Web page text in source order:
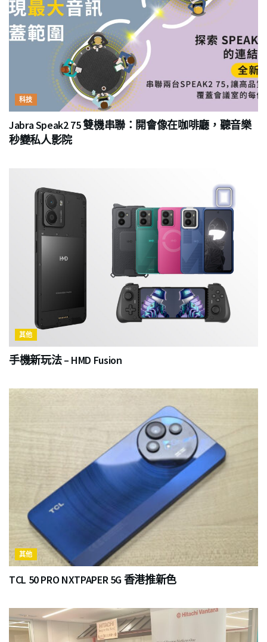
科技
Jabra Speak2 75 雙機串聯：開會像在咖啡廳，聽音樂
秒變私人影院
其他
手機新玩法 – HMD Fusion
其他
TCL 50 PRO NXTPAPER 5G 香港推新色